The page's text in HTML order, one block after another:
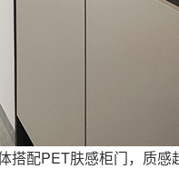
搭配PET肤感柜门，质感